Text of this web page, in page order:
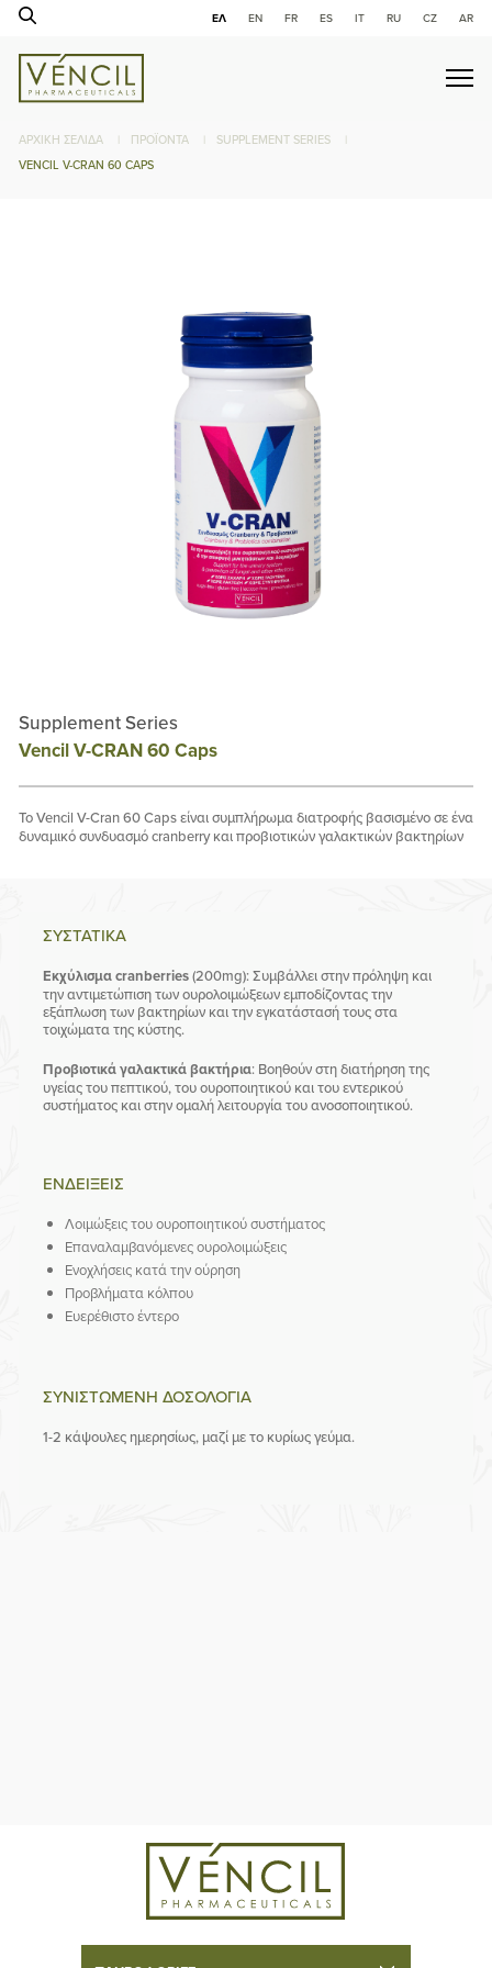
ΕΛ ΕΝ ES IT RU CZ AR
FR
ΑΡΧΙΚΉ ΣΕΛΊΔΑ | ΠΡΟΪΌΝΤΑ | SUPPLEMENT SERIES
|
VENCIL V-CRAN 60 CAPS
Supplement Series
Vencil V-CRAN 60 Caps
Το Vencil V-Cran 60 Caps είναι συμπλήρωμα διατροφής βασισμένο σε ένα
δυναμικό συνδυασμό cranberry και προβιοτικών γαλακτικών βακτηρίων
ΣΥΣΤΑΤΙΚΑ
Εκχύλισμα cranberries(200mg):Συμβάλλει στην πρόληψη και
την αντιμετώπιση των ουρολοιμώξεωνεμποδίζοντας την
εξάπλωση των βακτηρίων και την εγκατάστασή τους στα
τοιχώματα της κύστης.
Προβιοτικά γαλακτικά βακτήρια: Βοηθούν στη διατήρηση της
υγείας του πεπτικού, του ουροποιητικού και του εντερικού
συστήματος και στην ομαλή λειτουργία του ανοσοποιητικού.
ΕΝΔΕΙΞΕΙΣ
Λοιμώξεις του ουροποιητικού συστήματος
Επαναλαμβανόμενες ουρολοιμώξεις
Ενοχλήσεις κατά την ούρηση
Προβλήματα κόλπου
Ευερέθιστο έντερο
ΣΥΝΙΣΤΩΜΕΝΗ ΔΟΣΟΛΟΓΙΑ
1-2 κάψουλες ημερησίως, μαζί με το κυρίως γεύμα.